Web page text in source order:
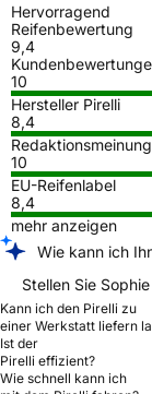
Hervorragend
Reifenbewertung
9,4
10
Hersteller Pirelli
8,4
10
EU-Reifenlabel
8,4
mehr anzeigen
Wie kann ich
Stellen Sie
Kann ich den Pirelli zu
einer Werkstatt liefern
Ist der
Pirelli effizient?
Wie schnell kann ich